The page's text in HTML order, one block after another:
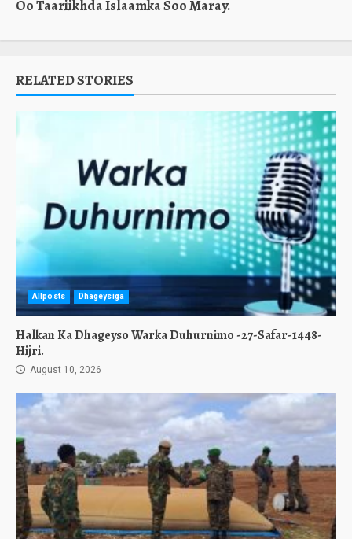
Oo Taariikhda Islaamka Soo Maray.
RELATED STORIES
Allposts Dhageysiga
Halkan Ka Dhageyso Warka Duhurnimo -27-Safar-1448-
Hijri.
August 10, 2026